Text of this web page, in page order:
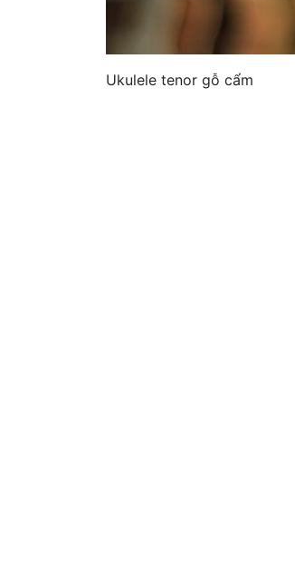
Ukulele tenor gỗ cẩm